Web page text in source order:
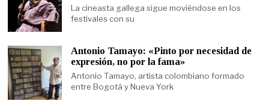
La cineasta gallega sigue moviéndose en los
festivales con su
Antonio Tamayo: «Pinto por necesidad de
expresión, no por la fama»
Antonio Tamayo, artista colombiano formado
entre Bogotá y Nueva York